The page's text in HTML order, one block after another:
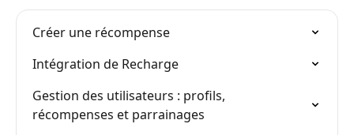
Créer une récompense
Intégration de Recharge
Gestion des utilisateurs : profils,
récompenses et parrainages